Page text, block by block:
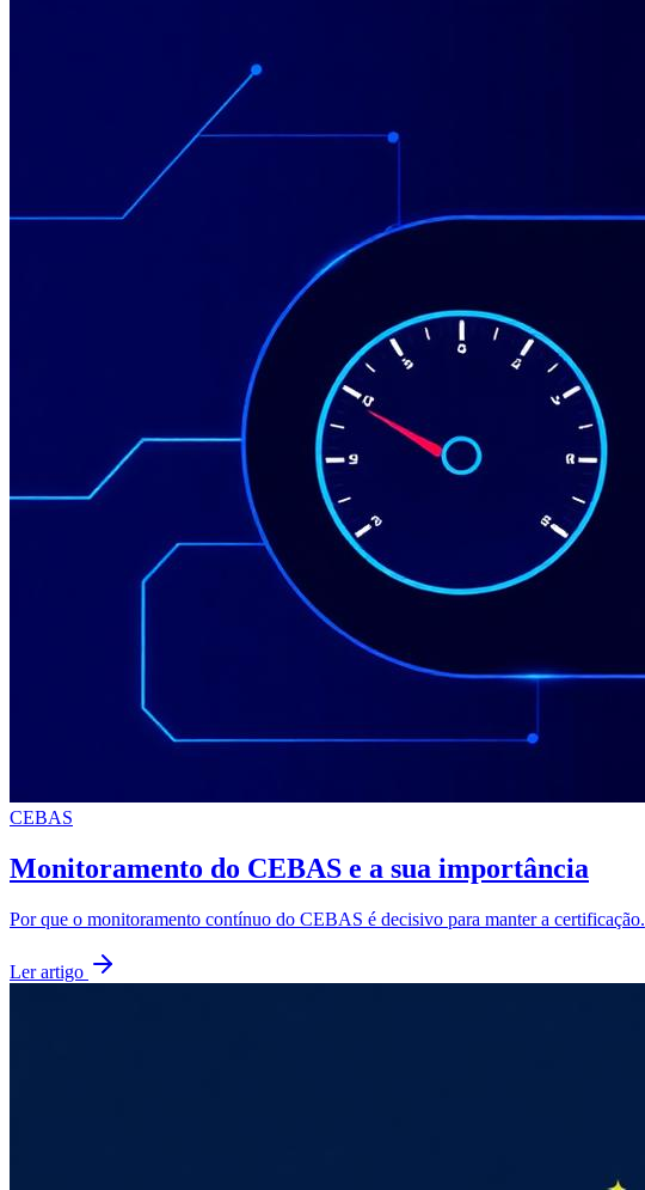
CEBAS
Monitoramento do CEBAS e a sua importância
Por que o monitoramento contínuo do CEBAS é decisivo para manter a certificação.
Ler artigo